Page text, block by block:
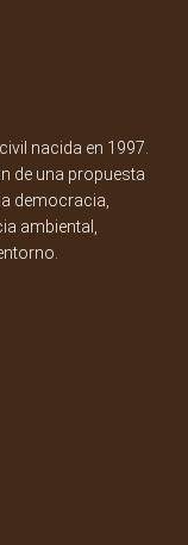
nacida en 1997.
de una propuesta
democracia,
ambiental,